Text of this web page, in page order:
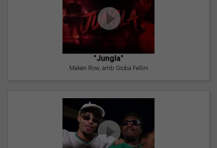
"Jungla"
Maken Row, amb Gioba Fellini